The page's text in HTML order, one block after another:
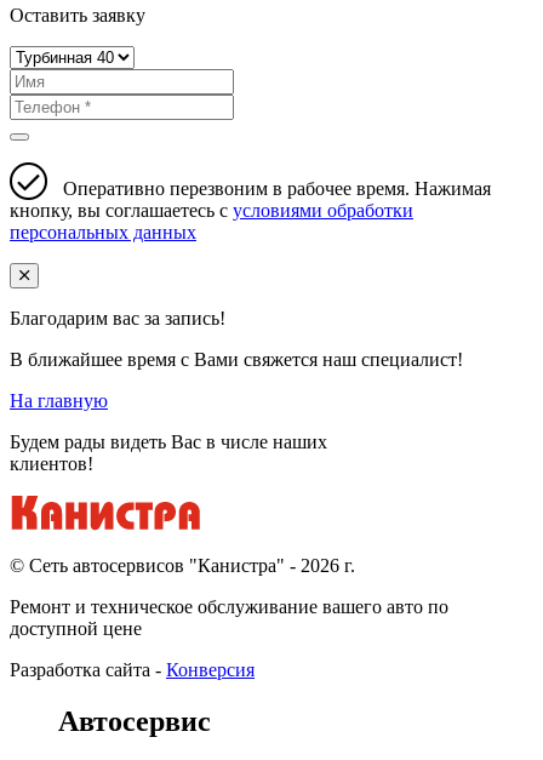
Оставить заявку
Оперативно перезвоним в рабочее время. Нажимая
кнопку, вы соглашаетесь с условиями обработки
персональных данных
Благодарим вас за запись!
В ближайшее время с Вами свяжется наш специалист!
На главную
Будем рады видеть Вас в числе наших
клиентов!
© Cеть автосервисов "Канистра" - 2026 г.
Ремонт и техническое обслуживание вашего авто по
доступной цене
Разработка сайта - Конверсия
Автосервис